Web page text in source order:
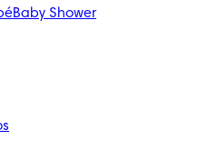
Baby Shower